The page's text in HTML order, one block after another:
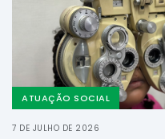
ATUAÇÃO SOCIAL
7 DE JULHO DE 2026